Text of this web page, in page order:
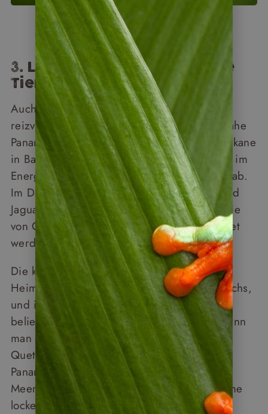
3. Lebensraum für exotische
Tiere
Auch für Tierliebhaber ist Panama ein sehr
reizvolles Ziel: Im Soberanía-Nationalpark nahe
Panama-Stadt tummeln sich Brüllaffen und Tukane
in Baumkronen umher und Faultiere hängen im
Energiesparmodus an den dicken Ästen herab.
Im Darien-Nationalpark schleichen Tapire und
Jaguare durchs dichte Gestrüpp, während sie
von Greifvögeln und Soldatenaras beobachtet
werden.
Die karibische Inselwelt Bocas del Toro ist
Heimat des leuchtenden bunten Pfeilgiftfroschs,
und in der Region um Boquete – einem
beliebten Hotspot für Vogelbeobachter – kann
man mit etwas Glück den farbenprächtigen
Quetzal sehen. Auch die Unterwasserwelt
Panamas begeistert: Buckelwale, Delfine,
Meeresschildkröten und bunte Fischschwärme
locken jedes Jahr Taucher aus aller Welt an.